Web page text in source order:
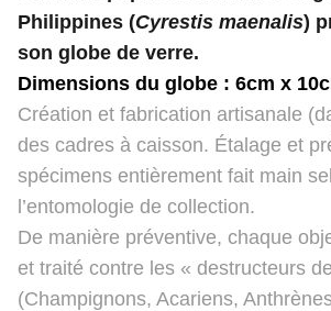
Philippines (Cyrestis maenalis)
son globe de verre.
Dimensions du globe : 6cm x
Création et fabrication artisanale
des cadres à caisson. Étalage et
spécimens entièrement fait main
l’entomologie de collection.
De manière préventive, chaque
et traité contre les « destructeurs
(Champignons, Acariens,